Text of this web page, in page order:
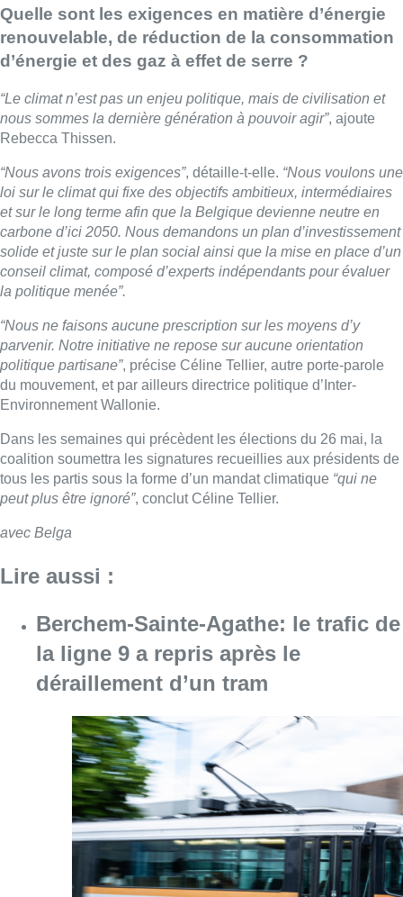
Quelle sont les exigences en matière d’énergie
renouvelable, de réduction de la consommation
d’énergie et des gaz à effet de serre ?
“Le climat n’est pas un enjeu politique, mais de civilisation et
nous sommes la dernière génération à pouvoir agir”, ajoute
Rebecca Thissen.
“Nous avons trois exigences”, détaille-t-elle. “Nous voulons une
loi sur le climat qui fixe des objectifs ambitieux, intermédiaires
et sur le long terme afin que la Belgique devienne neutre en
carbone d’ici 2050. Nous demandons un plan d’investissement
solide et juste sur le plan social ainsi que la mise en place d’un
conseil climat, composé d’experts indépendants pour évaluer
la politique menée”.
“Nous ne faisons aucune prescription sur les moyens d’y
parvenir. Notre initiative ne repose sur aucune orientation
politique partisane”, précise Céline Tellier, autre porte-parole
du mouvement, et par ailleurs directrice politique d’Inter-
Environnement Wallonie.
Dans les semaines qui précèdent les élections du 26 mai, la
coalition soumettra les signatures recueillies aux présidents de
tous les partis sous la forme d’un mandat climatique “qui ne
peut plus être ignoré”, conclut Céline Tellier.
avec Belga
Lire aussi :
Berchem-Sainte-Agathe: le trafic de
la ligne 9 a repris après le
déraillement d’un tram